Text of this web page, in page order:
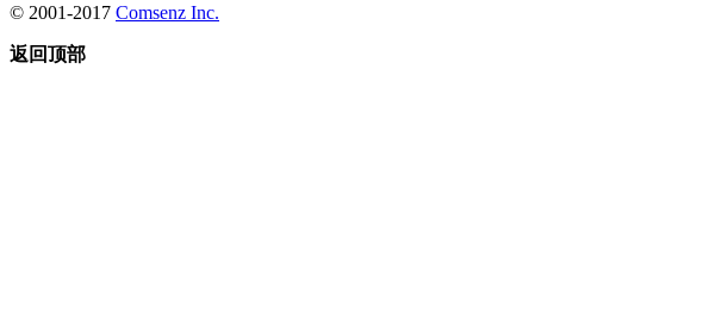
© 2001-2017 Comsenz Inc.
返回顶部